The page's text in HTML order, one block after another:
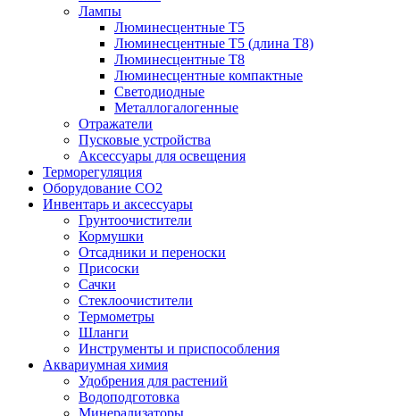
Лампы
Люминесцентные T5
Люминесцентные T5 (длина T8)
Люминесцентные T8
Люминесцентные компактные
Светодиодные
Металлогалогенные
Отражатели
Пусковые устройства
Аксессуары для освещения
Терморегуляция
Оборудование CO2
Инвентарь и аксессуары
Грунтоочистители
Кормушки
Отсадники и переноски
Присоски
Сачки
Стеклоочистители
Термометры
Шланги
Инструменты и приспособления
Аквариумная химия
Удобрения для растений
Водоподготовка